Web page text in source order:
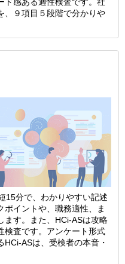
、９項目５段階で分かりや
15分で、わかりやすい記述
イントや、職務適性、ま
ます。また、HCi-ASは攻略
検査です。アンケート形式
ASは、受検者の本音・